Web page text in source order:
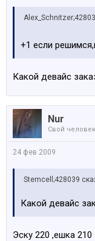
+1 если
Какой девайс
Nur
Свой человек
24 фев 2009
Stemcell;428039
Какой девайс
Эску 220 ,ешка 210